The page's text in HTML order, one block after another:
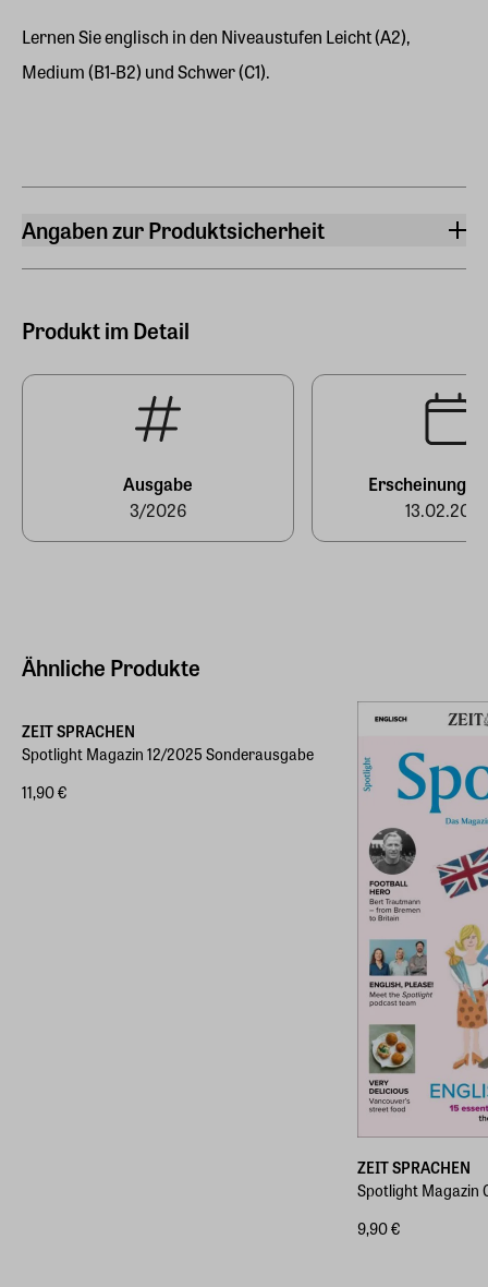
Lernen Sie englisch in den Niveaustufen Leicht (A2),
Medium (B1-B2) und Schwer (C1).
Angaben zur Produktsicherheit
Deutschland (EU)
E-Mail-Adresse
Produkt im Detail
Ausgabe
3/2026
Ähnliche Produkte
ZEIT SPRACHEN
Spotlight Magazin 12/2025 Sonderausgabe
11,90 €
ZEIT SPRACHEN
Spotlight Magazin
9,90 €